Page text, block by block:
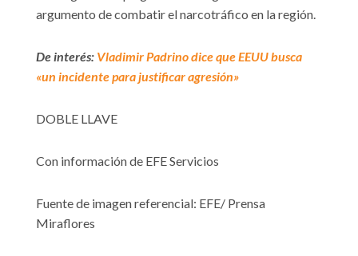
argumento de combatir el narcotráfico en la región.
De interés: Vladimir Padrino dice que EEUU busca
«un incidente para justificar agresión»
DOBLE LLAVE
Con información de EFE Servicios
Fuente de imagen referencial: EFE/ Prensa
Miraflores